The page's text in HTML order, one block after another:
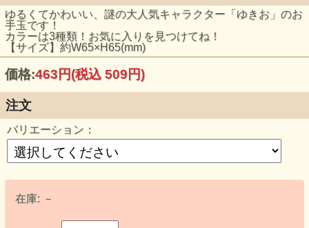
ゆるくてかわいい、謎の大人気キャラクター「ゆきお」のお
手玉です！
カラーは3種類！お気に入りを見つけてね！
【サイズ】約W65×H65(mm)
価格:463円(税込 509円)
注文
バリエーション：
在庫: －